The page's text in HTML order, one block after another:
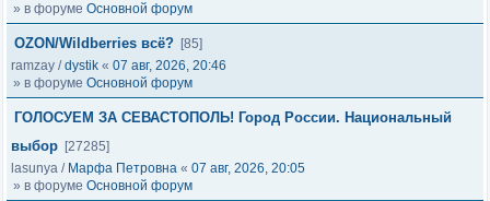
» в форуме Основной форум
OZON/Wildberries всё? [85]
ramzay /dystik « 07 авг, 2026, 20:46
» в форуме Основной форум
ГОЛОСУЕМ ЗА СЕВАСТОПОЛЬ! Город России. Национальный
выбор [27285]
lasunya / Марфа Петровна « 07 авг, 2026, 20:05
» в форуме Основной форум